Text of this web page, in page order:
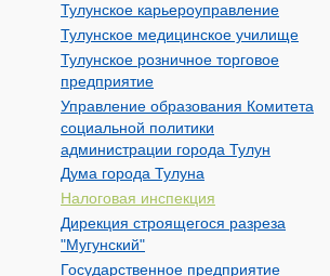
Тулунское карьероуправление
Тулунское медицинское училище
Тулунское розничное торговое
предприятие
Управление образования Комитета
социальной политики
администрации города Тулун
Дума города Тулуна
Налоговая инспекция
Дирекция строящегося разреза
"Мугунский"
Государственное предприятие